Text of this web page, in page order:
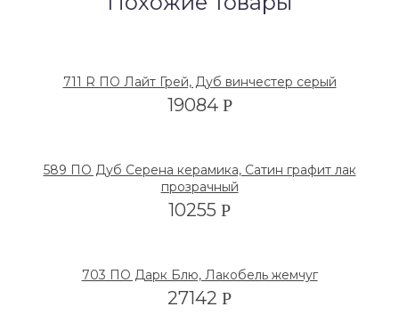
711 R ПО Лайт Грей, Дуб винчестер серый
19084 Р
589 ПО Дуб Серена керамика, Сатин графит лак
прозрачный
10255 Р
703 ПО Дарк Блю, Лакобель жемчуг
27142 Р